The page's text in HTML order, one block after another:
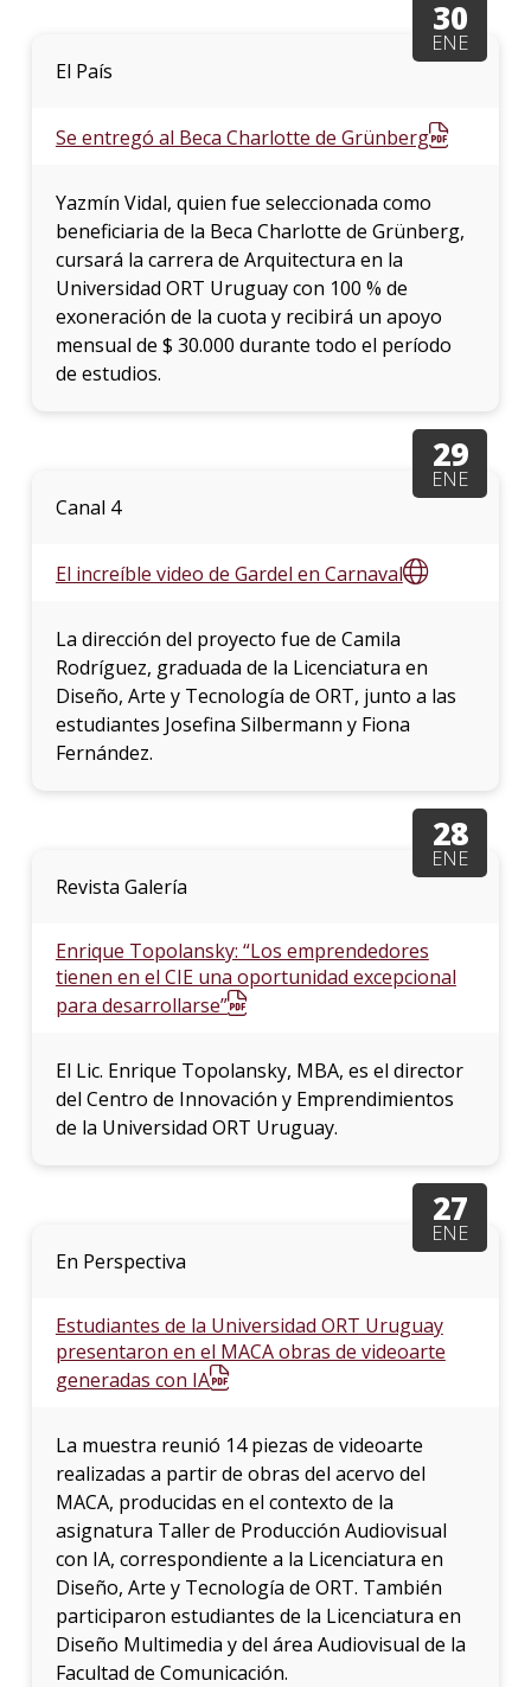
La
30
ENE
El País
Se entregó al Beca Charlotte de Grünberg
Yazmín Vidal, quien fue seleccionada como
beneficiaria de la Beca Charlotte de Grünberg,
cursará la carrera de Arquitectura en la
Universidad ORT Uruguay con 100 % de
exoneración de la cuota y recibirá un apoyo
mensual de $ 30.000 durante todo el período
de estudios.
29
ENE
Canal 4
El increíble video de Gardel en Carnaval
La dirección del proyecto fue de Camila
Rodríguez, graduada de la Licenciatura en
Diseño, Arte y Tecnología de ORT, junto a las
estudiantes Josefina Silbermann y Fiona
Fernández.
28
ENE
Revista Galería
Enrique Topolansky: “Los emprendedores
tienen en el CIE una oportunidad excepcional
para desarrollarse”
El Lic. Enrique Topolansky, MBA, es el director
del Centro de Innovación y Emprendimientos
de la Universidad ORT Uruguay.
27
ENE
En Perspectiva
Estudiantes de la Universidad ORT Uruguay
presentaron en el MACA obras de videoarte
generadas con IA
La muestra reunió 14 piezas de videoarte
realizadas a partir de obras del acervo del
MACA, producidas en el contexto de la
asignatura Taller de Producción Audiovisual
con IA, correspondiente a la Licenciatura en
Diseño, Arte y Tecnología de ORT. También
participaron estudiantes de la Licenciatura en
Diseño Multimedia y del área Audiovisual de la
Facultad de Comunicación.